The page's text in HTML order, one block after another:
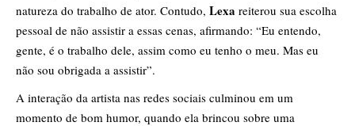
natureza do trabalho de ator. Contudo, Lexa reiterou sua escolha
pessoal de não assistir a essas cenas, afirmando: “Eu entendo,
gente, é o trabalho dele, assim como eu tenho o meu. Mas eu
não sou obrigada a assistir”.
A interação da artista nas redes sociais culminou em um
momento de bom humor, quando ela brincou sobre uma